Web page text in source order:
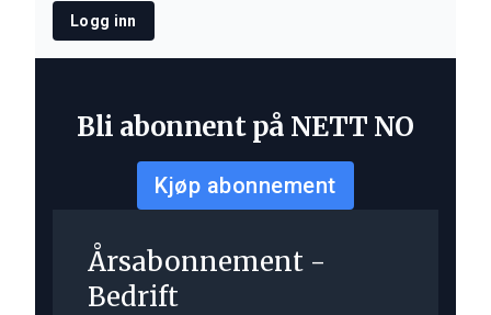
Logg inn
Bli abonnent på NETT NO
Kjøp abonnement
Årsabonnement -
Bedrift